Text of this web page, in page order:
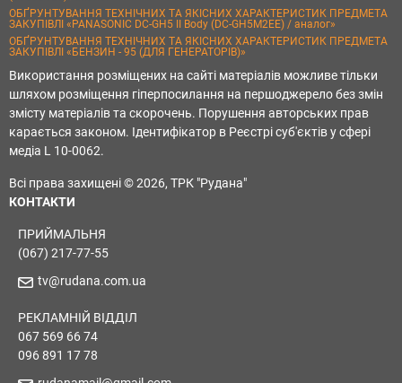
ОБҐРУНТУВАННЯ ТЕХНІЧНИХ ТА ЯКІСНИХ ХАРАКТЕРИСТИК ПРЕДМЕТА
ЗАКУПІВЛІ «PANASONIC DC-GH5 II Body (DC-GH5M2EE) / аналог»
ОБҐРУНТУВАННЯ ТЕХНІЧНИХ ТА ЯКІСНИХ ХАРАКТЕРИСТИК ПРЕДМЕТА
ЗАКУПІВЛІ «БЕНЗИН - 95 (ДЛЯ ГЕНЕРАТОРІВ)»
Використання розміщених на сайті матеріалів можливе тільки
шляхом розміщення гіперпосилання на першоджерело без змін
змісту матеріалів та скорочень. Порушення авторських прав
карається законом. Ідентифікатор в Реєстрі суб'єктів у сфері
медіа L 10-0062.
Всі права захищені © 2026, ТРК "Рудана"
КОНТАКТИ
ПРИЙМАЛЬНЯ
(067) 217-77-55
tv@rudana.com.ua
РЕКЛАМНІЙ ВІДДІЛ
067 569 66 74
096 891 17 78